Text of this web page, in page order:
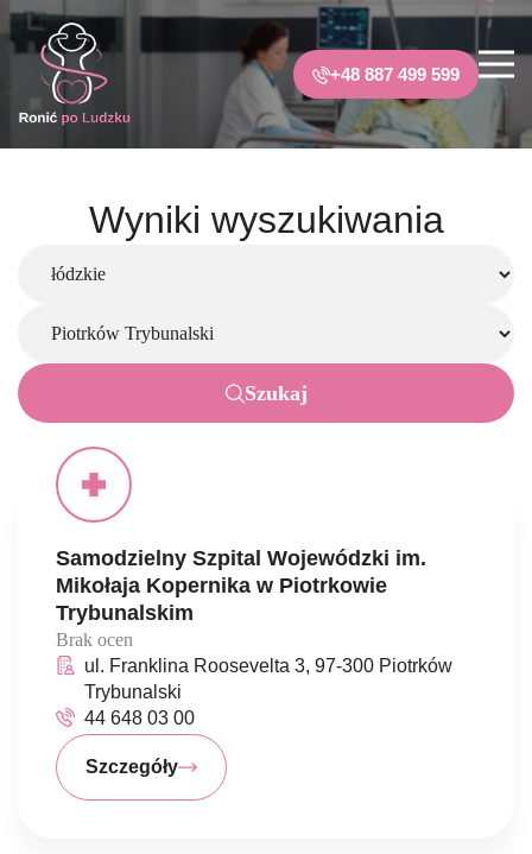
+48 887 499 599
Wyniki wyszukiwania
Szukaj
Samodzielny Szpital Wojewódzki im.
Mikołaja Kopernika w Piotrkowie
Trybunalskim
Brak ocen
ul. Franklina Roosevelta 3, 97-300 Piotrków
Trybunalski
44 648 03 00
Szczegóły